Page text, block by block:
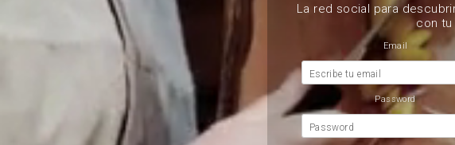
La red social para
con tu
Email
Escribe tu email
Password
Password